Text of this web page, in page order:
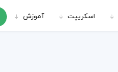
اسکریپت آموزش